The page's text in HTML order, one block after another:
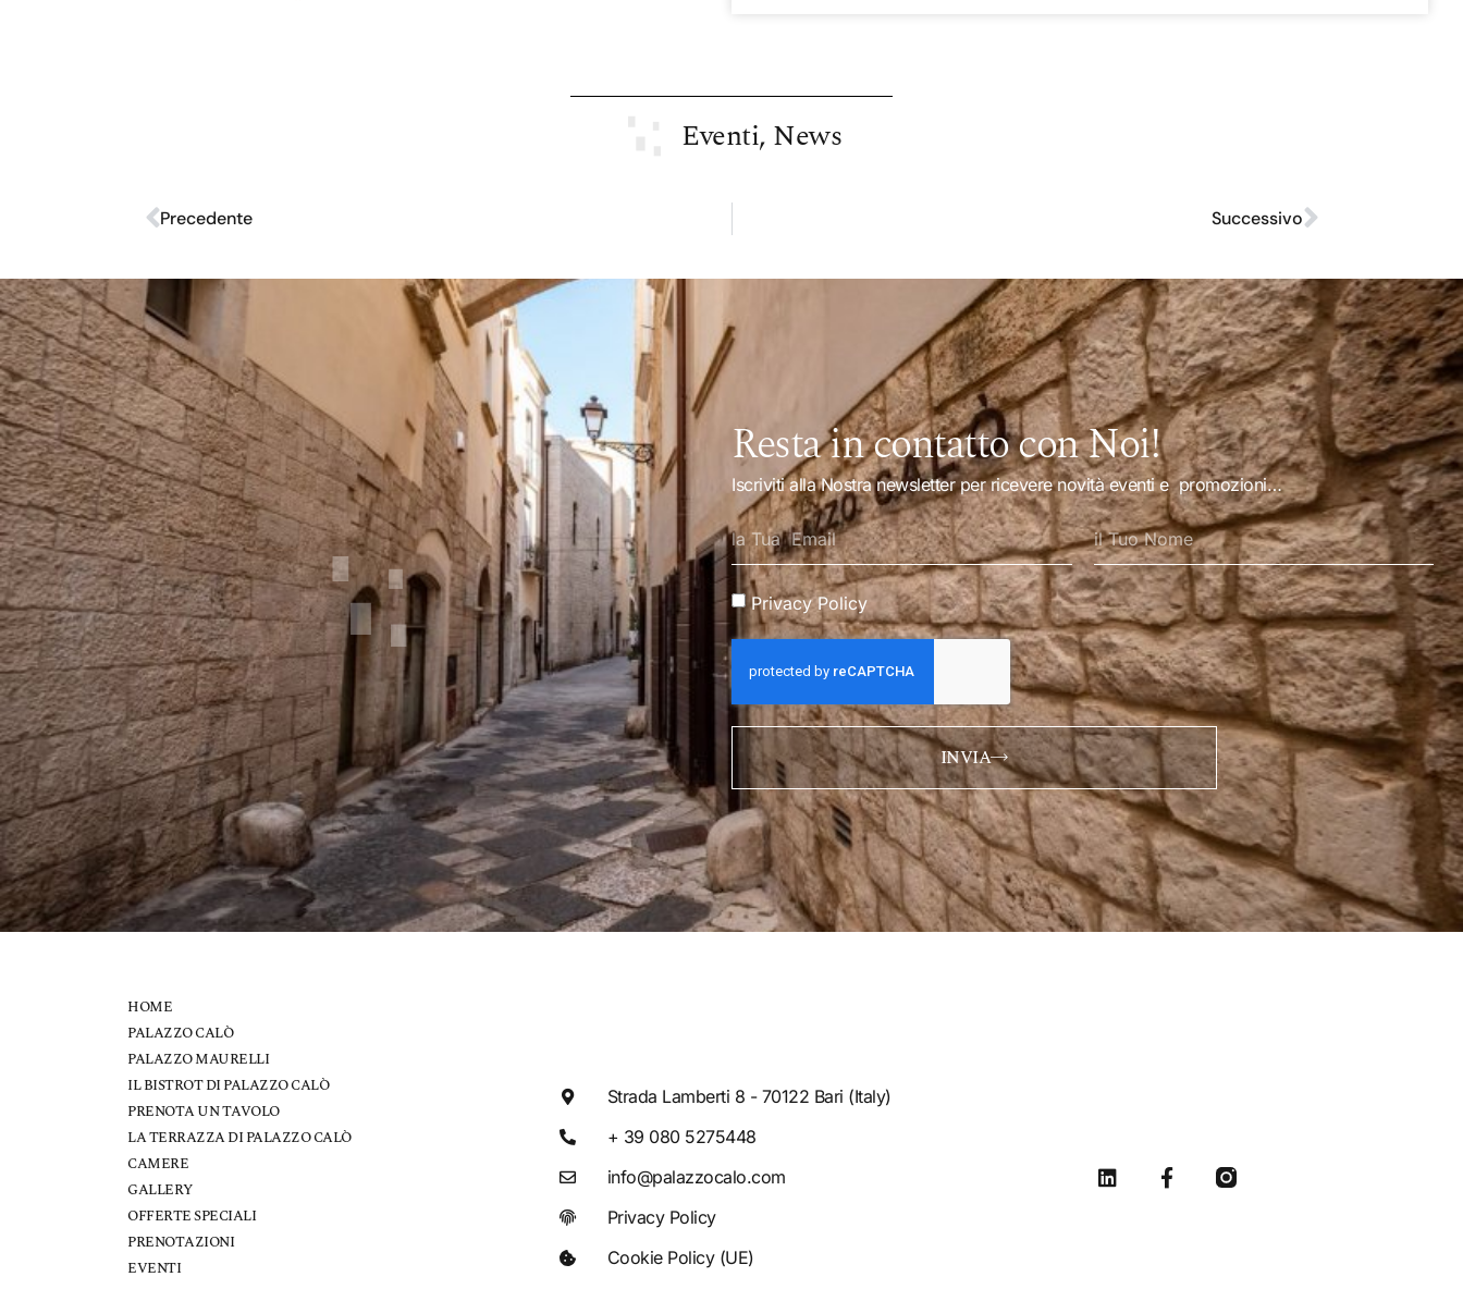
Eventi, News
Precedente Successivo
Resta in contatto con Noi!
Iscriviti alla Nostra newsletter per ricevere novità eventi e promozioni…
Privacy Policy
INVIA
HOME
PALAZZO CALÒ
PALAZZO MAURELLI
IL BISTROT DI PALAZZO CALÒ
PRENOTA UN TAVOLO
LA TERRAZZA DI PALAZZO CALÒ
CAMERE
GALLERY
OFFERTE SPECIALI
PRENOTAZIONI
EVENTI
Strada Lamberti 8 - 70122 Bari (Italy)
+ 39 080 5275448
info@palazzocalo.com
Privacy Policy
Cookie Policy (UE)